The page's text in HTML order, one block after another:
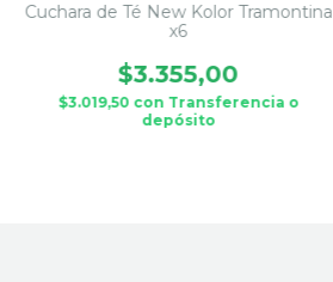
Cuchara de Té New Kolor Tramontina
x6
$3.355,00
$3.019,50 con Transferencia o
depósito